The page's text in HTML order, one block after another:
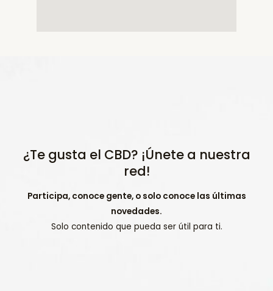
¿Te gusta el CBD? ¡Únete a nuestra
red!
Participa, conoce gente, o solo conoce las últimas
novedades.
Solo contenido que pueda ser útil para ti.